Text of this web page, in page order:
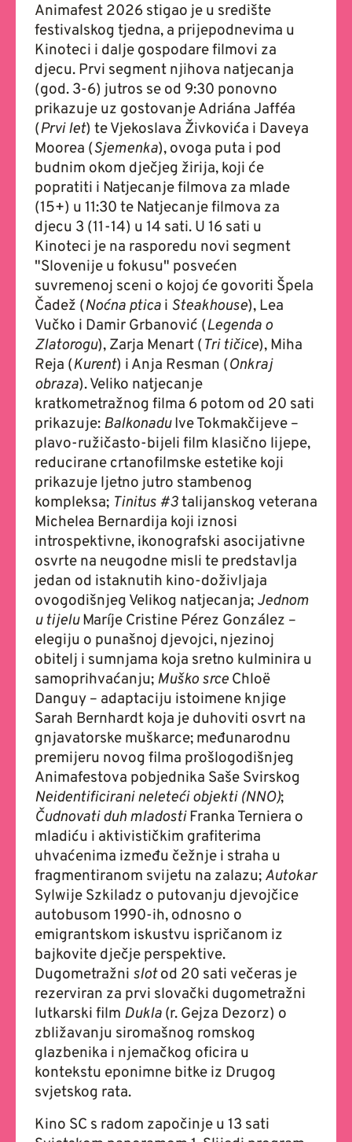
Animafest 2026 stigao je u središte
festivalskog tjedna, a prijepodnevima u
Kinoteci i dalje gospodare filmovi za
djecu. Prvi segment njihova natjecanja
(god. 3-6) jutros se od 9:30 ponovno
prikazuje uz gostovanje Adriána Jafféa
(Prvi let) te Vjekoslava Živkovića i Daveya
Moorea (Sjemenka), ovoga puta i pod
budnim okom dječjeg žirija, koji će
popratiti i Natjecanje filmova za mlade
(15+) u 11:30 te Natjecanje filmova za
djecu 3 (11-14) u 14 sati. U 16 sati u
Kinoteci je na rasporedu novi segment
"Slovenije u fokusu" posvećen
suvremenoj sceni o kojoj će govoriti Špela
Čadež (Noćna ptica i Steakhouse), Lea
Vučko i Damir Grbanović (Legenda o
Zlatorogu), Zarja Menart (Tri tičice), Miha
Reja (Kurent) i Anja Resman (Onkraj
obraza). Veliko natjecanje
kratkometražnog filma 6 potom od 20 sati
prikazuje: BalkonaduIve Tokmakčijeve –
plavo-ružičasto-bijeli film klasično lijepe,
reducirane crtanofilmske estetike koji
prikazuje ljetno jutro stambenog
kompleksa; Tinitus #3talijanskog veterana
Michelea Bernardija koji iznosi
introspektivne, ikonografski asocijativne
osvrte na neugodne misli te predstavlja
jedan od istaknutih kino-doživljaja
ovogodišnjeg Velikog natjecanja; Jednom
u tijeluMaríje Cristine Pérez González –
elegiju o punašnoj djevojci, njezinoj
obitelj i sumnjama koja sretno kulminira u
samoprihvaćanju; Muško srce Chloë
Danguy – adaptaciju istoimene knjige
Sarah Bernhardt koja je duhoviti osvrt na
gnjavatorske muškarce; međunarodnu
premijeru novog filma prošlogodišnjeg
Animafestova pobjednika Saše Svirskog
Neidentificirani neleteći objekti (NNO);
Čudnovati duh mladostiFranka Terniera o
mladiću i aktivističkim grafiterima
uhvaćenima između čežnje i straha u
fragmentiranom svijetu na zalazu; Autokar
Sylwije Szkiladz o putovanju djevojčice
autobusom 1990-ih, odnosno o
emigrantskom iskustvu ispričanom iz
bajkovite dječje perspektive.
Dugometražni slotod 20 sati večeras je
rezerviran za prvi slovački dugometražni
lutkarski film Dukla (r. Gejza Dezorz) o
zbližavanju siromašnog romskog
glazbenika i njemačkog oficira u
kontekstu eponimne bitke iz Drugog
svjetskog rata.
Kino SC s radom započinje u 13 sati